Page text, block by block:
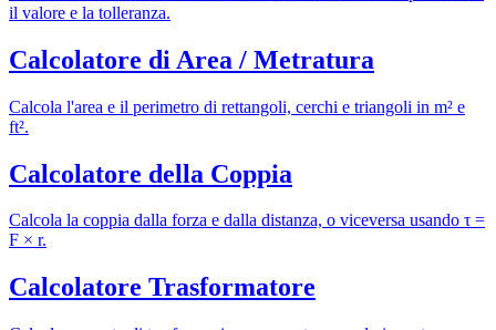
il valore e la tolleranza.
Calcolatore di Area / Metratura
Calcola l'area e il perimetro di rettangoli, cerchi e triangoli in m² e
ft².
Calcolatore della Coppia
Calcola la coppia dalla forza e dalla distanza, o viceversa usando τ =
F × r.
Calcolatore Trasformatore